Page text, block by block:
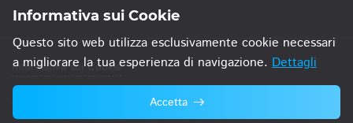
Informativa sui Cookie
© 2021 TIM San Marino S.p.A.
Informativa sui Cookie
Questo sito web utilizza esclusivamente cookie necessari
a migliorare la tua esperienza di navigazione. Dettagli
Accetta